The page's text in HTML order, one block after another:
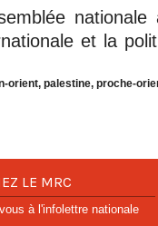
et la
orient, palestine, proche-
LE MRC
à l'infolettre nationale